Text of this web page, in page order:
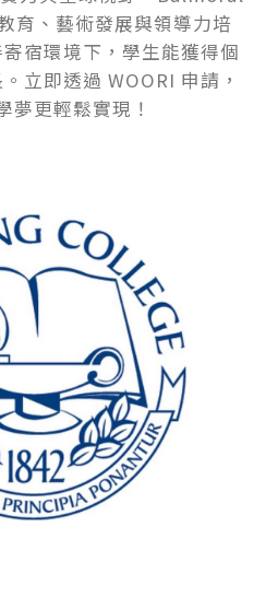
育、藝術發展與領導力培
宿環境下，學生能獲得個
立即透過 WOORI 申請，
夢更輕鬆實現！